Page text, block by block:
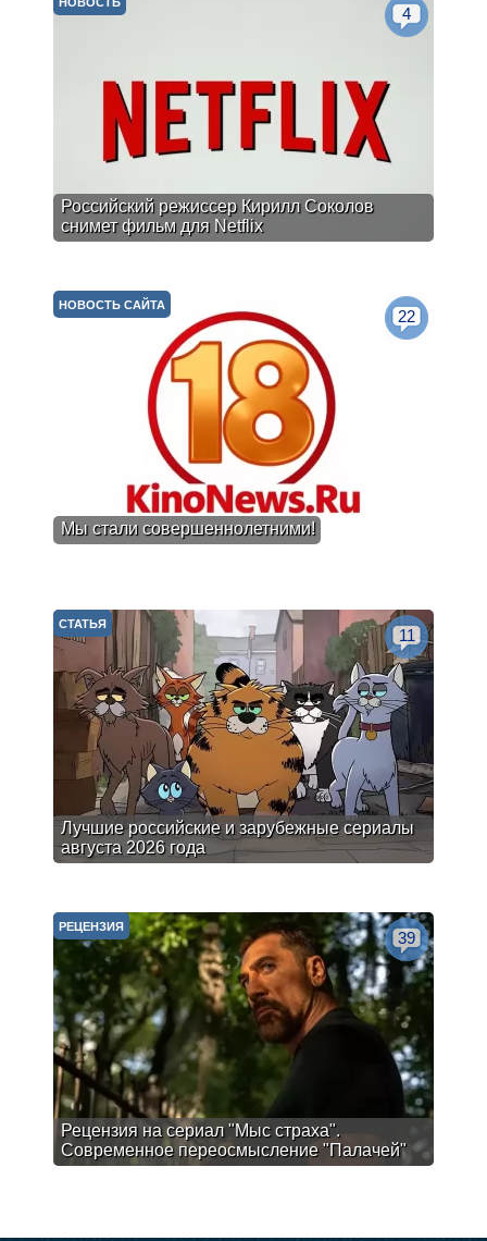
Российский режиссер Кирилл Соколов
снимет фильм для Netflix
4
Мы стали совершеннолетними!
НОВОСТЬ САЙТА
22
Лучшие российские и зарубежные сериалы
августа 2026 года
СТАТЬЯ
11
Рецензия на сериал "Мыс страха".
Современное переосмысление "Палачей"
РЕЦЕНЗИЯ
39